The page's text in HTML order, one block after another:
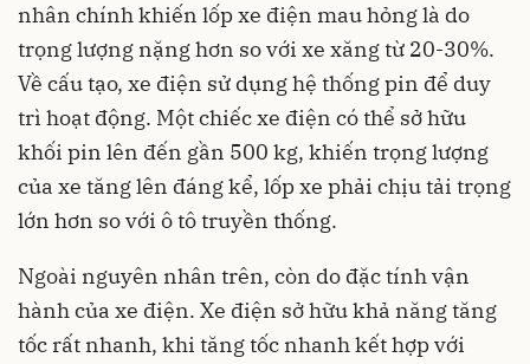
nhân chính khiến lốp xe điện mau hỏng là do
trọng lượng nặng hơn so với xe xăng từ 20-30%.
Về cấu tạo, xe điện sử dụng hệ thống pin để duy
trì hoạt động. Một chiếc xe điện có thể sở hữu
khối pin lên đến gần 500 kg, khiến trọng lượng
của xe tăng lên đáng kể, lốp xe phải chịu tải trọng
lớn hơn so với ô tô truyền thống.
Ngoài nguyên nhân trên, còn do đặc tính vận
hành của xe điện. Xe điện sở hữu khả năng tăng
tốc rất nhanh, khi tăng tốc nhanh kết hợp với